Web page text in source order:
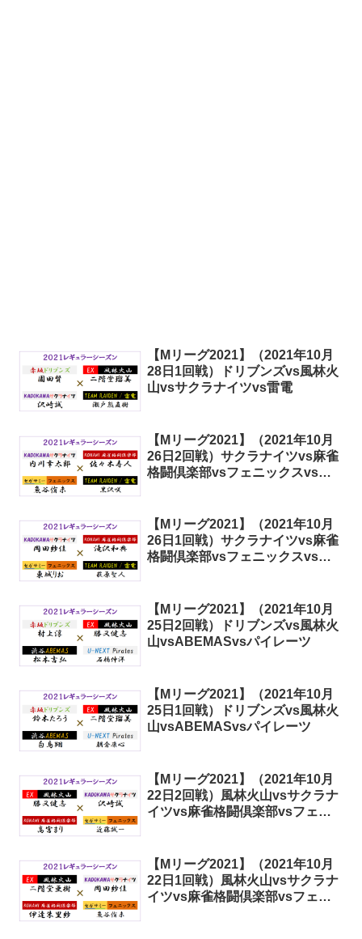
【Mリーグ2021】（2021年10月
28日1回戦）ドリブンズvs風林火
山vsサクラナイツvs雷電
【Mリーグ2021】（2021年10月
26日2回戦）サクラナイツvs麻雀
格闘倶楽部vsフェニックスvs雷
【Mリーグ2021】（2021年10月
26日1回戦）サクラナイツvs麻雀
格闘倶楽部vsフェニックスvs雷
【Mリーグ2021】（2021年10月
25日2回戦）ドリブンズvs風林火
山vsABEMASvsパイレーツ
【Mリーグ2021】（2021年10月
25日1回戦）ドリブンズvs風林火
山vsABEMASvsパイレーツ
【Mリーグ2021】（2021年10月
22日2回戦）風林火山vsサクラナ
イツvs麻雀格闘倶楽部vsフェニ
【Mリーグ2021】（2021年10月
22日1回戦）風林火山vsサクラナ
イツvs麻雀格闘倶楽部vsフェニ